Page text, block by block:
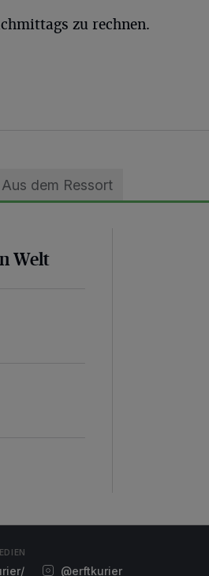
zu rechnen.
Aus dem Ressort
Welt
@erftkurier